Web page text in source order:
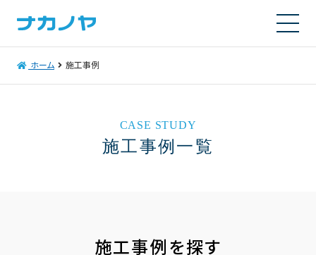
ホーム 施工事例
CASE STUDY
施工事例一覧
施工事例を探す